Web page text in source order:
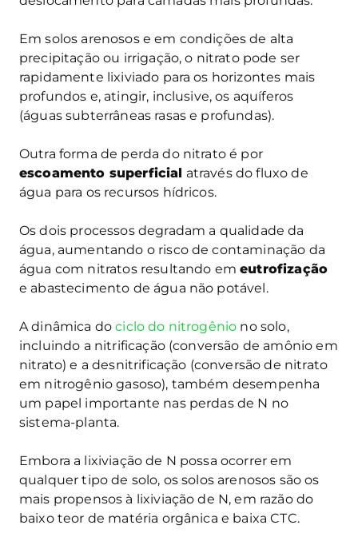
Em solos arenosos e em condições de alta
precipitação ou irrigação, o nitrato pode ser
rapidamente lixiviado para os horizontes mais
profundos e, atingir, inclusive, os aquíferos
(águas subterrâneas rasas e profundas).
Outra forma de perda do nitrato é por
escoamento superficial através do fluxo de
água para os recursos hídricos.
Os dois processos degradam a qualidade da
água, aumentando o risco de contaminação da
água com nitratos resultando emeutrofização
e abastecimento de água não potável.
A dinâmica dociclo do nitrogênio no solo,
incluindo a nitrificação (conversão de amônio em
nitrato) e a desnitrificação (conversão de nitrato
em nitrogênio gasoso), também desempenha
um papel importante nas perdas de N no
sistema-planta.
Embora a lixiviação de N possa ocorrer em
qualquer tipo de solo, os solos arenosos são os
mais propensos à lixiviação de N, em razão do
baixo teor de matéria orgânica e baixa CTC.